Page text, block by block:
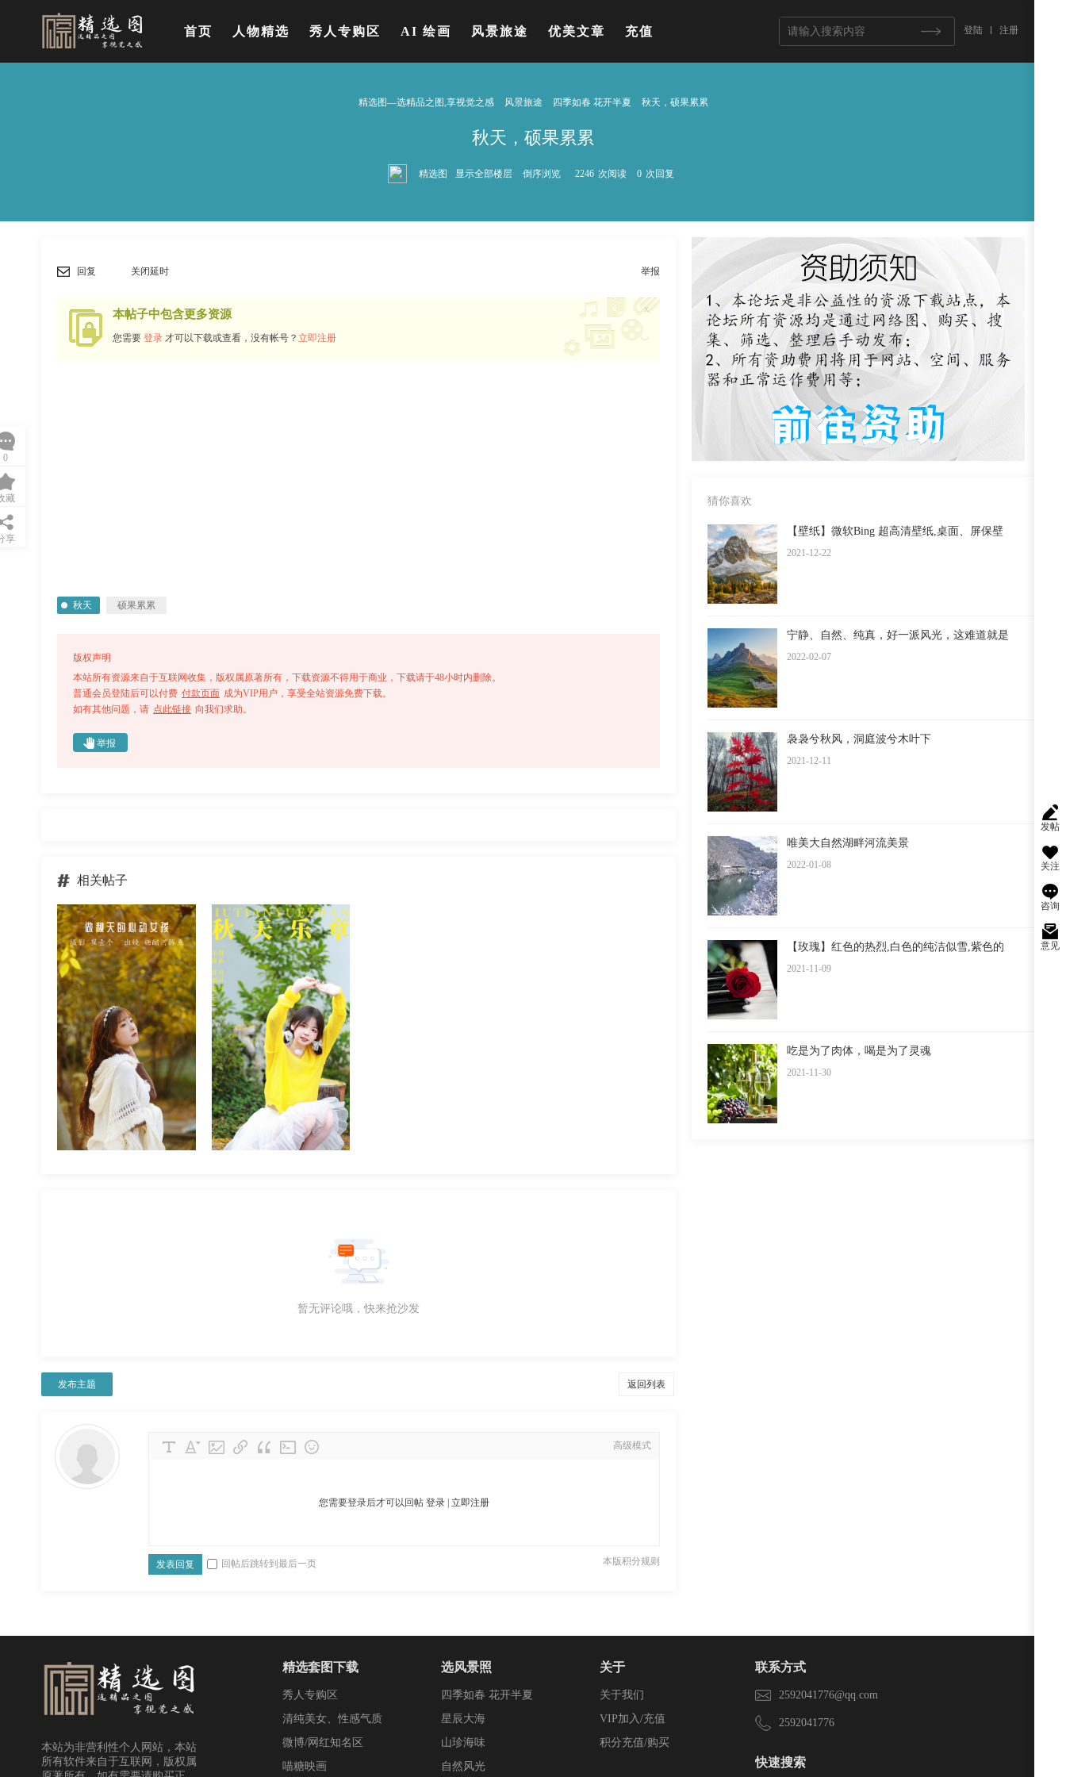
首页 人物精选 秀人专购区 AI 绘画 风景旅途 优美文章 充值 登陆 注册
发帖
关注
咨询
意见
精选图—选精品之图,享视觉之感 风景旅途 四季如春 花开半夏 秋天，硕果累累
秋天，硕果累累
精选图 显示全部楼层 倒序浏览 2246 次阅读 0 次回复
0
藏
享
猜你喜欢
【壁纸】微软Bing 超高清壁纸,桌面、屏保壁
2021-12-22
宁静、自然、纯真，好一派风光，这难道就是
2022-02-07
袅袅兮秋风，洞庭波兮木叶下
2021-12-11
唯美大自然湖畔河流美景
2022-01-08
【玫瑰】红色的热烈,白色的纯洁似雪,紫色的
2021-11-09
吃是为了肉体，喝是为了灵魂
2021-11-30
回复 关闭延时 举报
本帖子中包含更多资源
您需要 登录 才可以下载或查看，没有帐号？ 立即注册
x
秋天 硕果累累
版权声明
本站所有资源来自于互联网收集，版权属原著所有，下载资源不得用于商业，下载请于48小时内删除。
普通会员登陆后可以付费 付款页面 成为VIP用户，享受全站资源免费下载。
如有其他问题，请 点此链接 向我们求助。
举报
相关帖子
心动女孩》
精选图 2023-04-13 精选图 2024-05-21
暂无评论哦，快来抢沙发
发布主题 返回列表
高级模式
您需要登录后才可以回帖 登录 立即注册
本版积分规则
发表回复 回帖后跳转到最后一页
本站为非营利性个人网站，本站
所有软件来自于互联网，版权属
精选套图下载
秀人专购区
清纯美女、性感气质
微博/网红知名区
喵糖映画
选风景照
四季如春 花开半夏
星辰大海
山珍海味
自然风光
关于
关于我们
VIP加入/充值
积分充值/购买
联系方式
2592041776@qq.com
2592041776
快速搜索